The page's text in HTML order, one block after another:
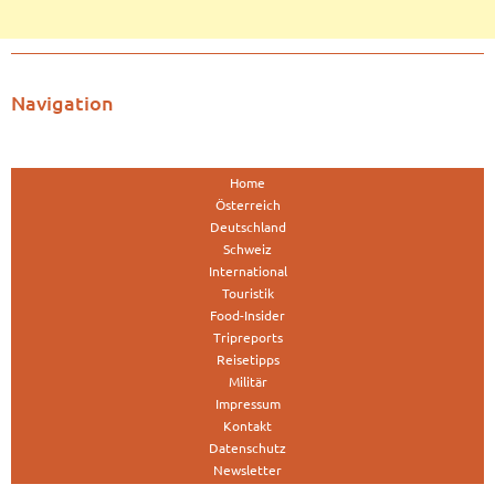
Navigation
Home
Österreich
Deutschland
Schweiz
International
Touristik
Food-Insider
Tripreports
Reisetipps
Militär
Impressum
Kontakt
Datenschutz
Newsletter